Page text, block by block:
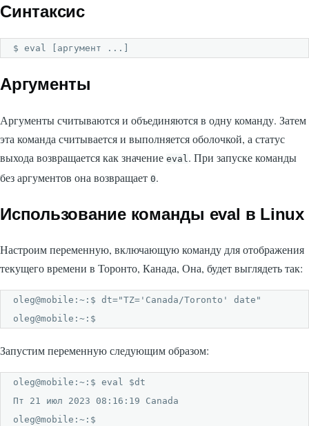
Синтаксис
$ eval [аргумент ...]
Аргументы
Аргументы считываются и объединяются в одну команду. Затем
эта команда считывается и выполняется оболочкой, а статус
выхода возвращается как значение eval . При запуске команды
без аргументов она возвращает 0.
Использование команды eval в Linux
Настроим переменную, включающую команду для отображения
текущего времени в Торонто, Канада, Она, будет выглядеть так:
oleg@mobile:~:$ dt="TZ='Canada/Toronto' date"
oleg@mobile:~:$
Запустим переменную следующим образом:
oleg@mobile:~:$ eval $dt
Пт 21 июл 2023 08:16:19 Canada
oleg@mobile:~:$